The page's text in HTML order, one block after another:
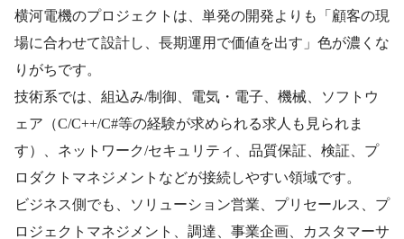
横河電機のプロジェクトは、単発の開発よりも「顧客の現
場に合わせて設計し、長期運用で価値を出す」色が濃くな
りがちです。
技術系では、組込み/制御、電気・電子、機械、ソフトウ
ェア（C/C++/C#等の経験が求められる求人も見られま
す）、ネットワーク/セキュリティ、品質保証、検証、プ
ロダクトマネジメントなどが接続しやすい領域です。
ビジネス側でも、ソリューション営業、プリセールス、プ
ロジェクトマネジメント、調達、事業企画、カスタマーサ